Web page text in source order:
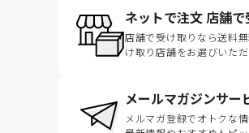
ネットで注文 店舗で
店舗で受け取りなら送料
け取り店舗をお選びいただ
メールマガジンサー
メルマガ登録でオトクな